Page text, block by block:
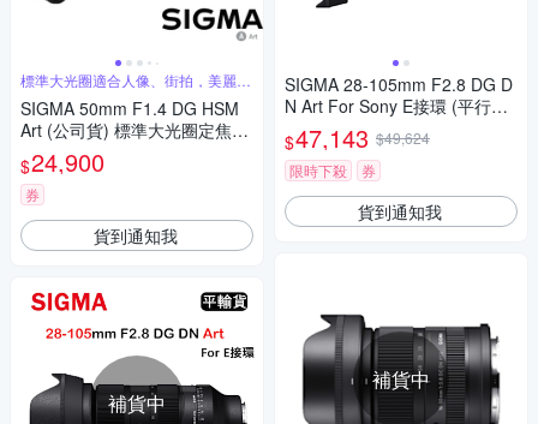
標準大光圈適合人像、街拍，美麗淺
景深
SIGMA 50mm F1.4 DG HSM
Art (公司貨) 標準大光圈定焦鏡
人像鏡
$24,900
券
貨到通知我
補貨中
SIGMA 28-105mm F2.8 DG D
N Art For Sony E接環 (平行輸
入) 送UV保護鏡+吹球清潔組
$47,143 $49,624
限時下殺
券
貨到通知我
補貨中